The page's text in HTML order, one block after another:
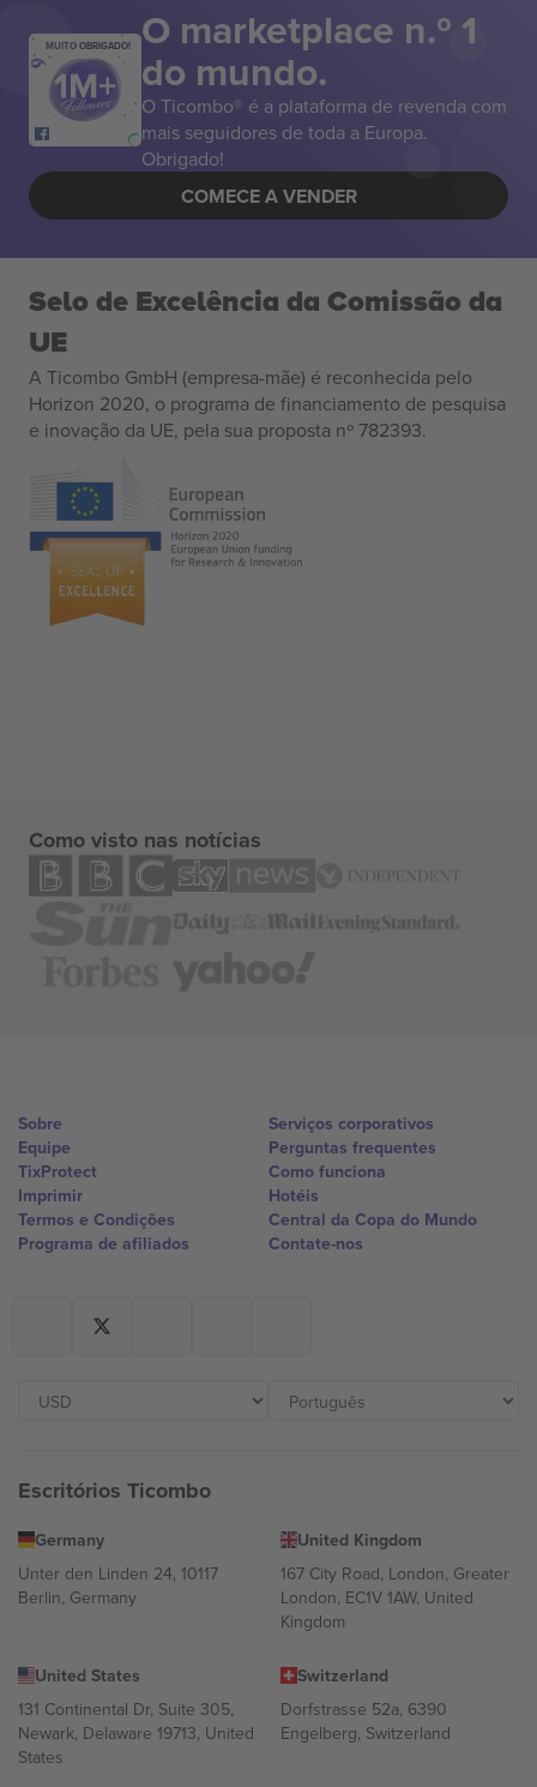
MUITO OBRIGADO! O marketplace n.º 1
do mundo.
O Ticombo® é a plataforma de revenda com
mais seguidores de toda a Europa.
Obrigado!
COMECE A VENDER
Selo de Excelência da Comissão da
UE
A Ticombo GmbH (empresa-mãe) é reconhecida pelo
Horizon 2020, o programa de financiamento de pesquisa
e inovação da UE, pela sua proposta nº 782393.
Como visto nas notícias
Sobre
Equipe
TixProtect
Imprimir
Termos e Condições
Programa de afiliados
Serviços corporativos
Perguntas frequentes
Como funciona
Hotéis
Central da Copa do Mundo
Contate-nos
Escritórios Ticombo
Germany
Unter den Linden 24, 10117
Berlin, Germany
United Kingdom
167 City Road, London, Greater
London, EC1V 1AW, United
Kingdom
United States
131 Continental Dr, Suite 305,
Newark, Delaware 19713, United
States
Switzerland
Dorfstrasse 52a, 6390
Engelberg, Switzerland